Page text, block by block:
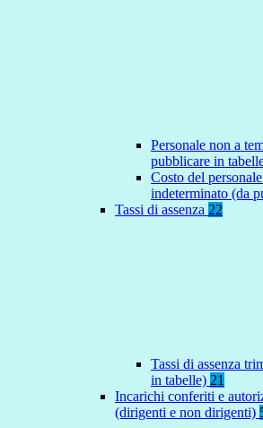
Personale non a
pubblicare in
Costo del
indeterminato (da
Tassi di assenza 22
Tassi di assenza
in tabelle) 21
Incarichi conferiti e
(dirigenti e non dirigenti)